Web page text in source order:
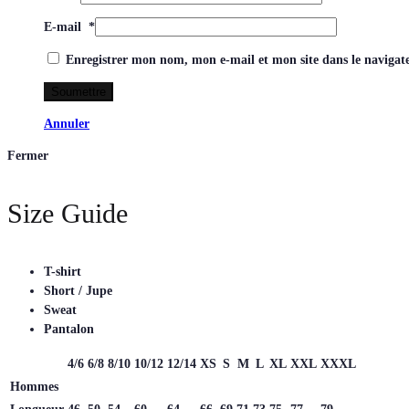
E-mail *
Enregistrer mon nom, mon e-mail et mon site dans le
Annuler
Fermer
Size Guide
T-shirt
Short / Jupe
Sweat
Pantalon
4/6 6/8 8/10 10/12 12/14 XS S M L XL XXL XXXL
Hommes